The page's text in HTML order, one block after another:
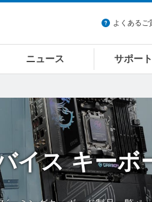
よくあるご
ニュース サポー
イス キーボ